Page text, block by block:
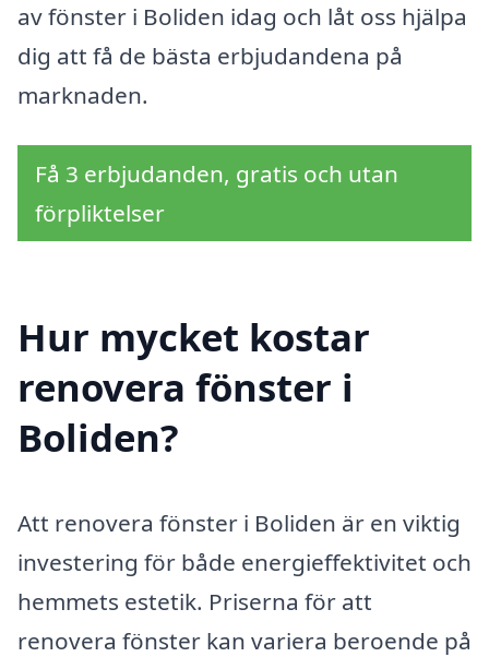
av fönster i Boliden idag och låt oss hjälpa
dig att få de bästa erbjudandena på
marknaden.
Få 3 erbjudanden, gratis och utan
förpliktelser
Hur mycket kostar
renovera fönster i
Boliden?
Att renovera fönster i Boliden är en viktig
investering för både energieffektivitet och
hemmets estetik. Priserna för att
renovera fönster kan variera beroende på